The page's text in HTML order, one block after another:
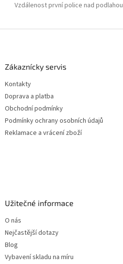
Vzdálenost první police nad podlahou
Zákaznícky servis
Kontakty
Doprava a platba
Obchodní podmínky
Podmínky ochrany osobních údajů
Reklamace a vrácení zboží
Užitečné informace
O nás
Nejčastější dotazy
Blog
Vybavení skladu na míru